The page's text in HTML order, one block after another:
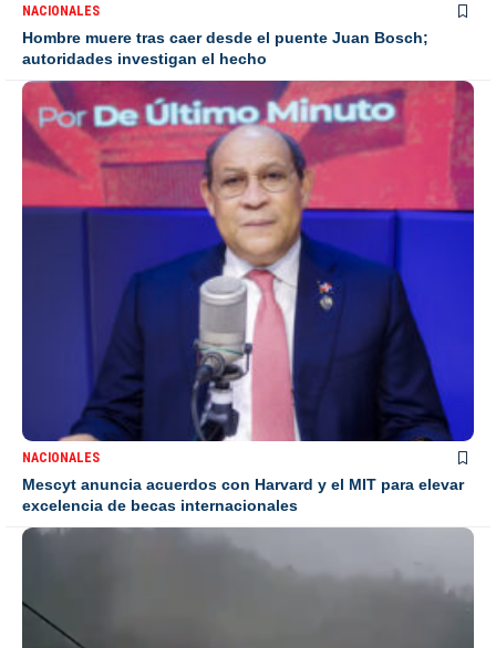
NACIONALES
Hombre muere tras caer desde el puente Juan Bosch;
autoridades investigan el hecho
NACIONALES
Mescyt anuncia acuerdos con Harvard y el MIT para elevar
excelencia de becas internacionales